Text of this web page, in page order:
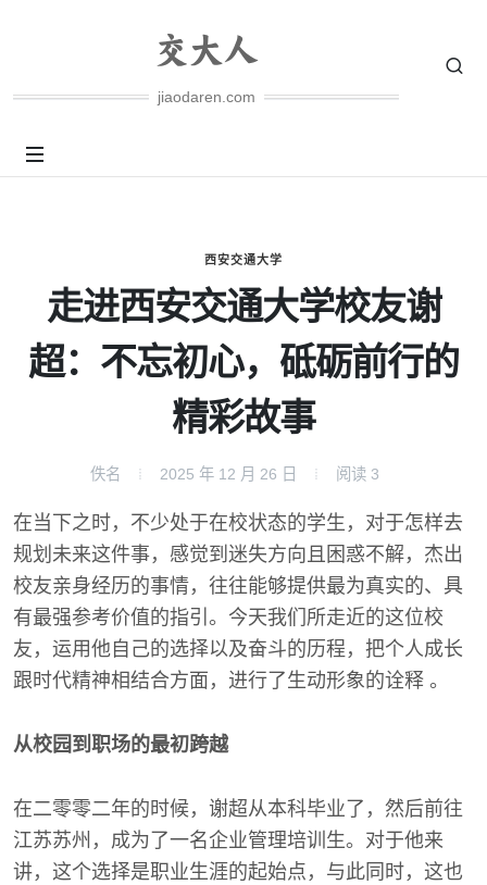
jiaodaren.com
西安交通大学
走进西安交通大学校友谢
超：不忘初心，砥砺前行的
精彩故事
佚名 2025 年 12 月 26 日 阅读 3
在当下之时，不少处于在校状态的学生，对于怎样去
规划未来这件事，感觉到迷失方向且困惑不解，杰出
校友亲身经历的事情，往往能够提供最为真实的、具
有最强参考价值的指引。今天我们所走近的这位校
友，运用他自己的选择以及奋斗的历程，把个人成长
跟时代精神相结合方面，进行了生动形象的诠释 。
从校园到职场的最初跨越
在二零零二年的时候，谢超从本科毕业了，然后前往
江苏苏州，成为了一名企业管理培训生。对于他来
讲，这个选择是职业生涯的起始点，与此同时，这也